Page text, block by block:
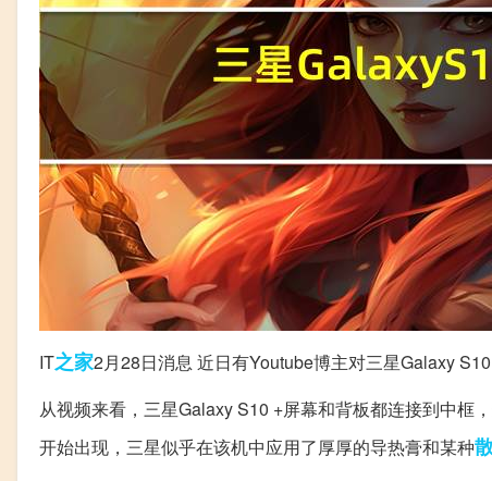
IT之家2月28日消息 近日有Youtube博主对三星Galaxy
从视频来看，三星Galaxy S10 +屏幕和背板都连接到中框
开始出现，三星似乎在该机中应用了厚厚的导热膏和某种